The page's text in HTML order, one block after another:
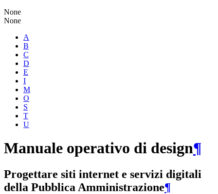
None
None
A
B
C
D
E
I
M
O
S
T
U
Manuale operativo di design¶
Progettare siti internet e servizi digitali
della Pubblica Amministrazione¶